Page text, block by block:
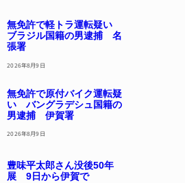
無免許で軽トラ運転疑い
ブラジル国籍の男逮捕 名
張署
2026年8月9日
無免許で原付バイク運転疑
い バングラデシュ国籍の
男逮捕 伊賀署
2026年8月9日
豊味平太郎さん没後50年
展 9日から伊賀で